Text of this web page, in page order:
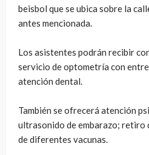
beisbol que se ubica sobre la
antes mencionada.
Los asistentes podrán recibir
servicio de optometría con
atención dental.
También se ofrecerá atención
ultrasonido de embarazo; retiro
de diferentes vacunas.